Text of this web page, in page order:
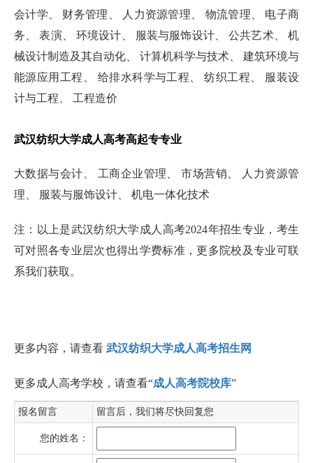
会计学、 财务管理、 人力资源管理、 物流管理、 电子商
务、 表演、 环境设计、 服装与服饰设计、 公共艺术、 机
械设计制造及其自动化、 计算机科学与技术、 建筑环境与
能源应用工程、 给排水科学与工程、 纺织工程、 服装设
计与工程、 工程造价
武汉纺织大学成人高考高起专专业
大数据与会计、 工商企业管理、 市场营销、 人力资源管
理、 服装与服饰设计、 机电一体化技术
注：以上是武汉纺织大学成人高考2024年招生专业，考生
可对照各专业层次也得出学费标准，更多院校及专业可联
系我们获取。
更多内容，请查看 武汉纺织大学成人高考招生网
更多成人高考学校，请查看“成人高考院校库”
报名留言 留言后，我们将尽快回复您
您的姓名：